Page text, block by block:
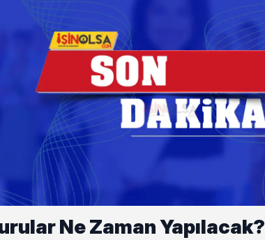
Ne Zaman Yapılacak?